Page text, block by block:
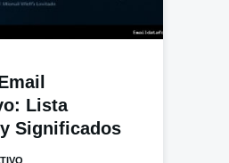
Lista
Significados